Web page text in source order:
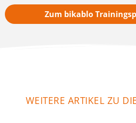
Zum bikablo
WEITERE ARTIKEL ZU